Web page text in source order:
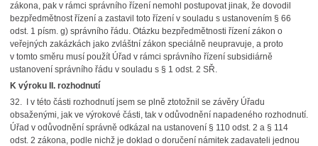
zákona, pak v rámci správního řízení nemohl postupovat jinak, že dovodil
bezpředmětnost řízení a zastavil toto řízení v souladu s ustanovením § 66
odst. 1 písm. g) správního řádu. Otázku bezpředmětnosti řízení zákon o
veřejných zakázkách jako zvláštní zákon speciálně neupravuje, a proto
v tomto směru musí použít Úřad v rámci správního řízení subsidiárně
ustanovení správního řádu v souladu s § 1 odst. 2 SŘ.
K výroku II. rozhodnutí
32. I v této části rozhodnutí jsem se plně ztotožnil se závěry Úřadu
obsaženými, jak ve výrokové části, tak v odůvodnění napadeného rozhodnutí.
Úřad v odůvodnění správně odkázal na ustanovení § 110 odst. 2 a § 114
odst. 2 zákona, podle nichž je doklad o doručení námitek zadavateli jednou